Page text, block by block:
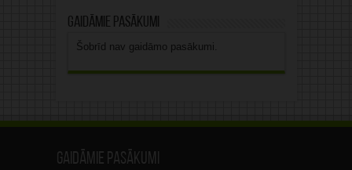
Gaidāmie pasākumi
Šobrīd nav gaidāmo pasākumi.
Gaidāmie pasākumi